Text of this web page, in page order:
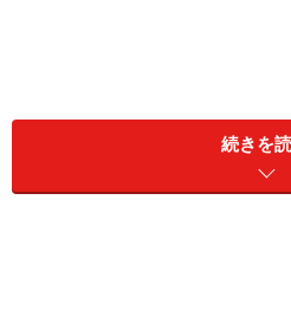
また、グループで会話してい
が見られますが、聞き直した
続きを